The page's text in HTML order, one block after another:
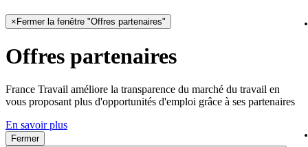
× Fermer la fenêtre "Offres partenaires"
Offres partenaires
France Travail améliore la transparence du marché du travail en
vous proposant plus d'opportunités d'emploi grâce à ses partenaires
En savoir plus
Fermer